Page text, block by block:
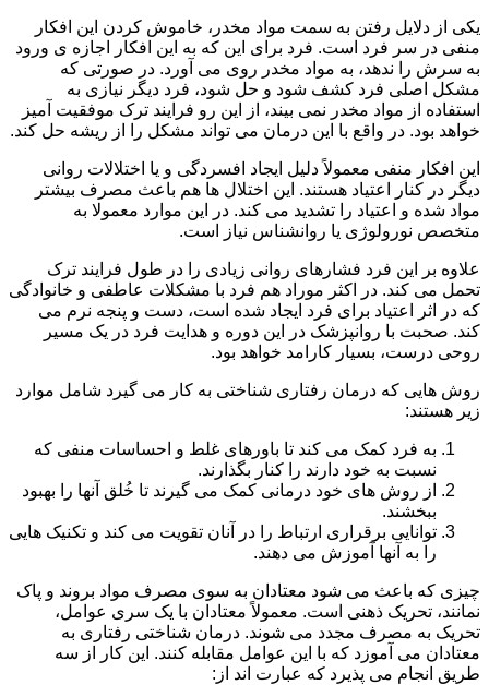
یکی از دلایل رفتن به سمت مواد مخدر، خاموش کردن این افکار
منفی در سر فرد است. فرد برای این که به این افکار اجازه ی ورود
به سرش را ندهد، به مواد مخدر روی می آورد. در صورتی که
مشکل اصلی فرد کشف شود و حل شود، فرد دیگر نیازی به
استفاده از مواد مخدر نمی بیند، از این رو فرایند ترک موفقیت آمیز
خواهد بود. در واقع با این درمان می تواند مشکل را از ریشه حل کند.
این افکار منفی معمولاً دلیل ایجاد افسردگی و یا اختلالات روانی
دیگر در کنار اعتیاد هستند. این اختلال ها هم باعث مصرف بیشتر
مواد شده و اعتیاد را تشدید می کند. در این موارد معمولا به
متخصص نورولوژی یا روانشناس نیاز است.
علاوه بر این فرد فشارهای روانی زیادی را در طول فرایند ترک
تحمل می کند. در اکثر موراد هم فرد با مشکلات عاطفی و خانوادگی
که در اثر اعتیاد برای فرد ایجاد شده است، دست و پنجه نرم می
کند. صحبت با روانپزشک در این دوره و هدایت فرد در یک مسیر
روحی درست، بسیار کارامد خواهد بود.
روش هایی که درمان رفتاری شناختی به کار می گیرد شامل موارد
زیر هستند:
به فرد کمک می کند تا باورهای غلط و احساسات منفی که
نسبت به خود دارند را کنار بگذارند.
از روش های خود درمانی کمک می گیرند تا خُلق آنها را بهبود
ببخشند.
توانایی برقراری ارتباط را در آنان تقویت می کند و تکنیک هایی
را به آنها آموزش می دهند.
چیزی که باعث می شود معتادان به سوی مصرف مواد بروند و پاک
نمانند، تحریک ذهنی است. معمولاً معتادان با یک سری عوامل،
تحریک به مصرف مجدد می شوند. درمان شناختی رفتاری به
معتادان می آموزد که با این عوامل مقابله کنند. این کار از سه
طریق انجام می پذیرد که عبارت اند از: